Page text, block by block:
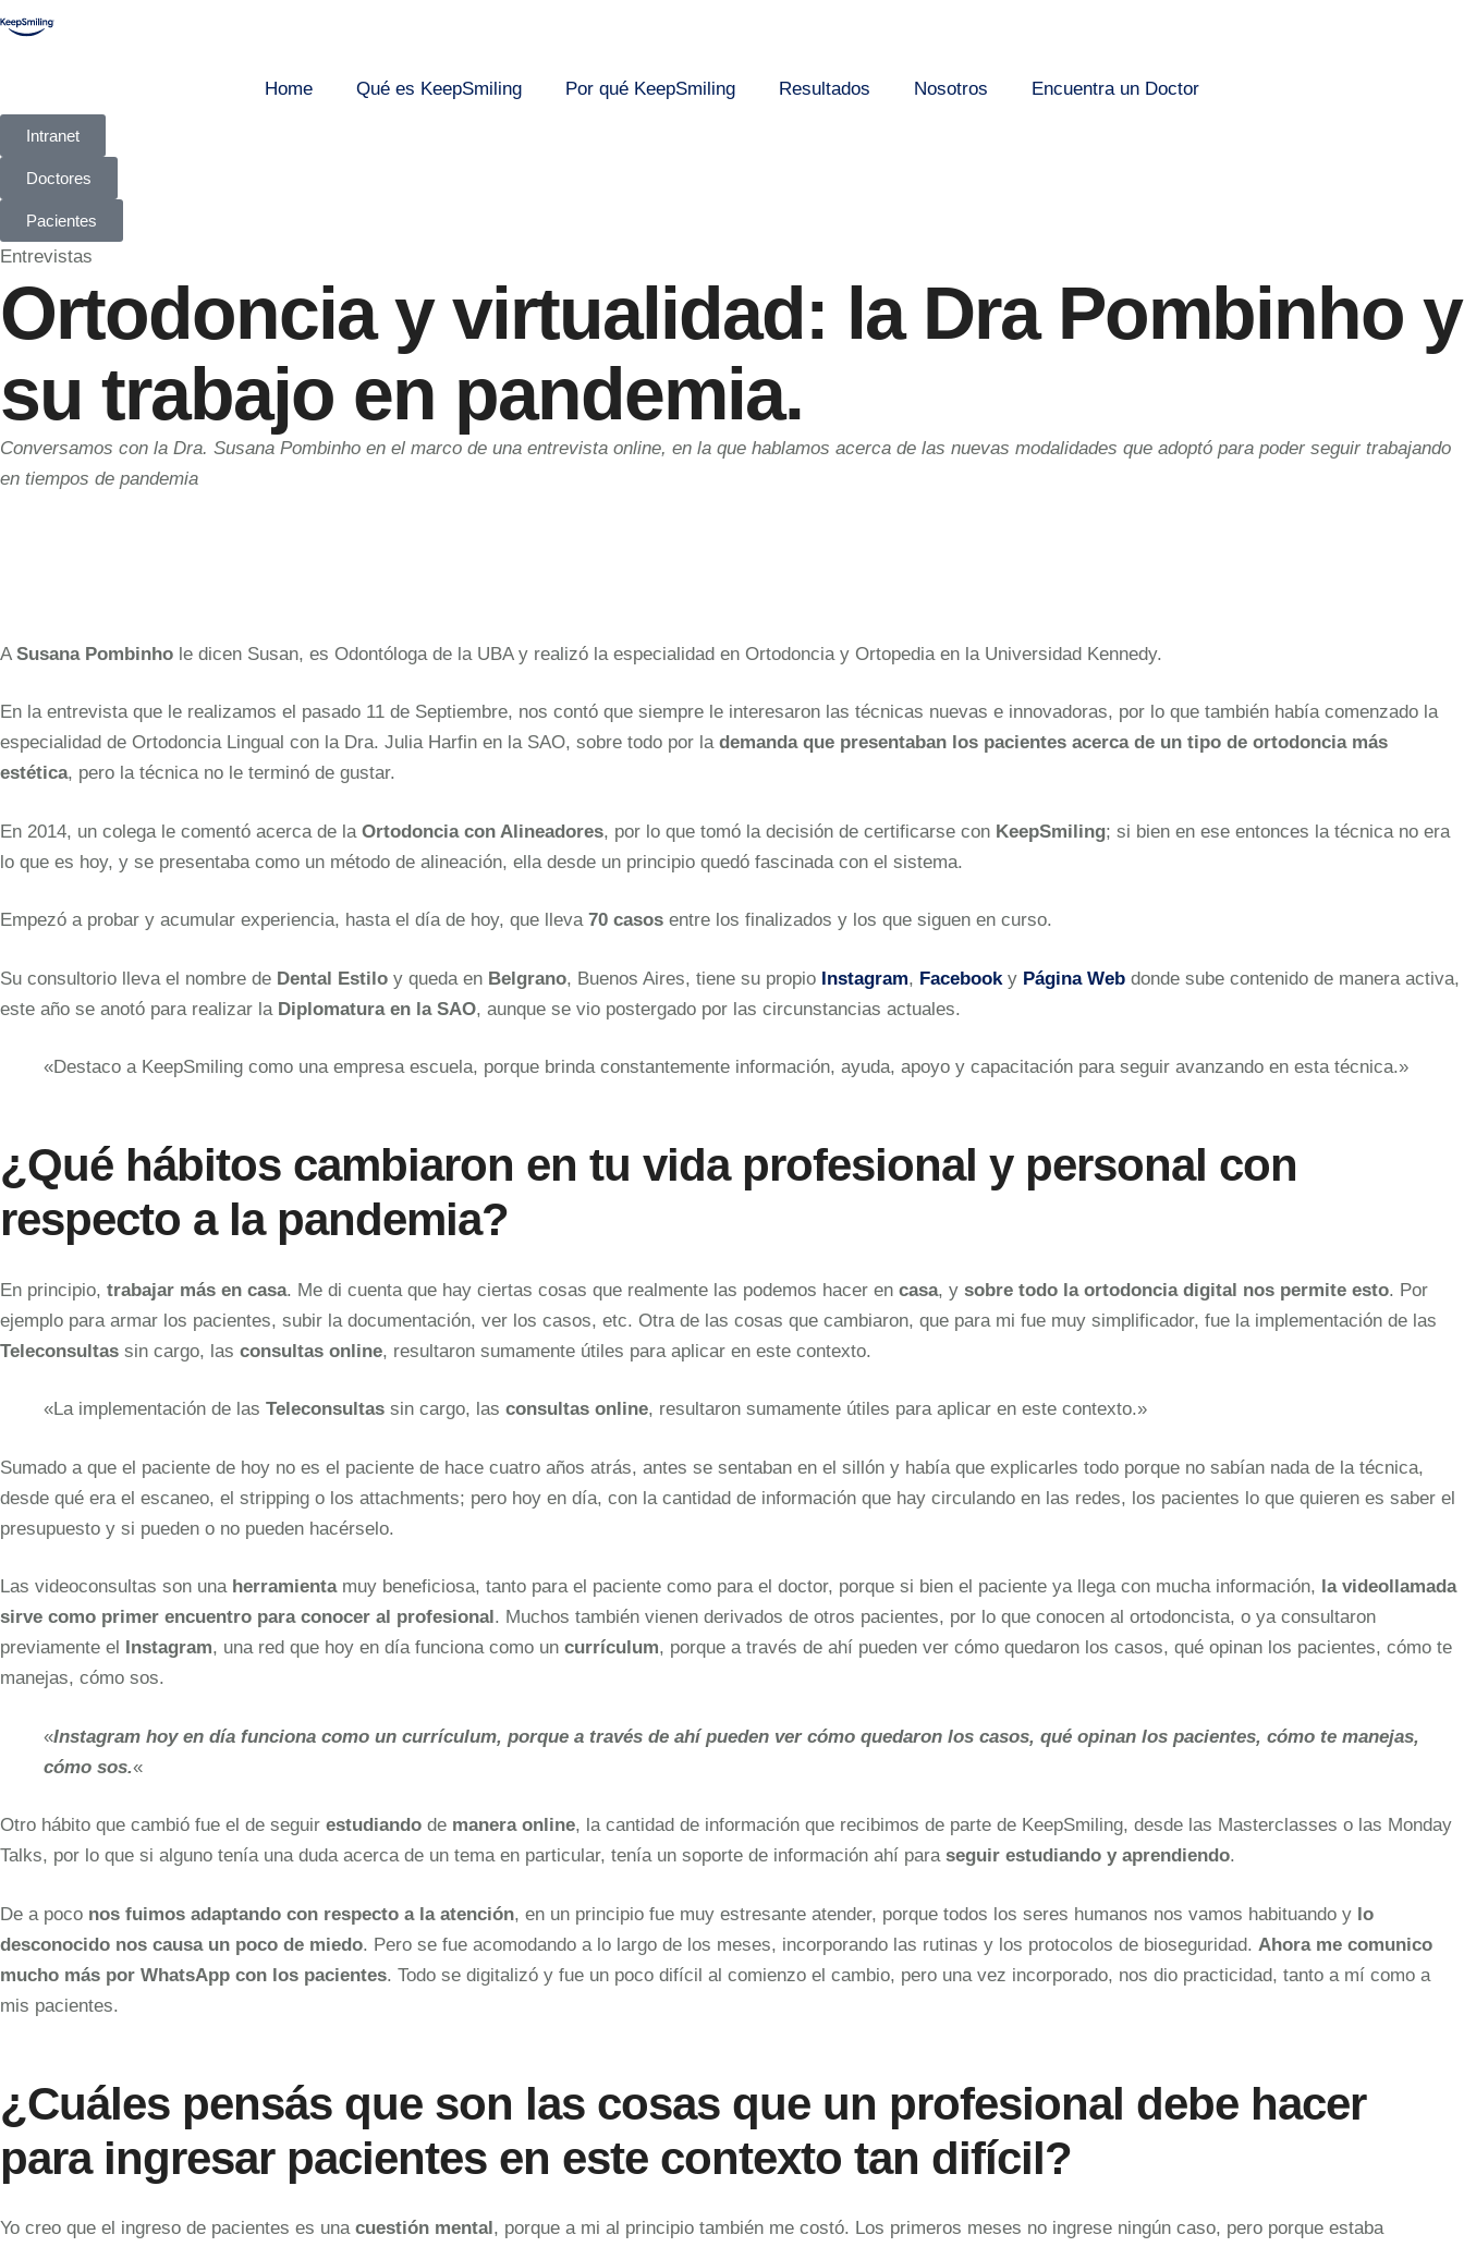
Home Qué es KeepSmiling Por qué KeepSmiling Resultados Nosotros Encuentra un Doctor
Intranet
Doctores
Pacientes
Entrevistas
Ortodoncia y virtualidad: la Dra Pombinho y
su trabajo en pandemia.
Conversamos con la Dra. Susana Pombinho en el marco de una entrevista online, en la que hablamos acerca de las nuevas modalidades que adoptó para poder seguir trabajando
en tiempos de pandemia
A Susana Pombinho le dicen Susan, es Odontóloga de la UBA y realizó la especialidad en Ortodoncia y Ortopedia en la Universidad Kennedy.
En la entrevista que le realizamos el pasado 11 de Septiembre, nos contó que siempre le interesaron las técnicas nuevas e innovadoras, por lo que también había comenzado la
especialidad de Ortodoncia Lingual con la Dra. Julia Harfin en la SAO, sobre todo por lademanda que presentaban los pacientes acerca de un tipo de ortodoncia más
estética, pero la técnica no le terminó de gustar.
En 2014, un colega le comentó acerca de la Ortodoncia con Alineadores, por lo que tomó la decisión de certificarse con KeepSmiling; si bien en ese entonces la técnica no era
lo que es hoy, y se presentaba como un método de alineación, ella desde un principio quedó fascinada con el sistema.
Empezó a probar y acumular experiencia, hasta el día de hoy, que lleva 70 casos entre los finalizados y los que siguen en curso.
Su consultorio lleva el nombre de Dental Estilo y queda en Belgrano, Buenos Aires, tiene su propio Instagram, Facebook y Página Web donde sube contenido de manera activa,
este año se anotó para realizar la Diplomatura en la SAO, aunque se vio postergado por las circunstancias actuales.
«Destaco a KeepSmiling como una empresa escuela, porque brinda constantemente información, ayuda, apoyo y capacitación para seguir avanzando en esta técnica.»
¿Qué hábitos cambiaron en tu vida profesional y personal con
respecto a la pandemia?
En principio, trabajar más en casa. Me di cuenta que hay ciertas cosas que realmente las podemos hacer en casa, y sobre todo la ortodoncia digital nos permite esto. Por
ejemplo para armar los pacientes, subir la documentación, ver los casos, etc. Otra de las cosas que cambiaron, que para mi fue muy simplificador, fue la implementación de las
Teleconsultas sin cargo, las consultas online, resultaron sumamente útiles para aplicar en este contexto.
«La implementación de las Teleconsultas sin cargo, las consultas online, resultaron sumamente útiles para aplicar en este contexto.»
Sumado a que el paciente de hoy no es el paciente de hace cuatro años atrás, antes se sentaban en el sillón y había que explicarles todo porque no sabían nada de la técnica,
desde qué era el escaneo, el stripping o los attachments; pero hoy en día, con la cantidad de información que hay circulando en las redes, los pacientes lo que quieren es saber el
presupuesto y si pueden o no pueden hacérselo.
Las videoconsultas son una herramientamuy beneficiosa, tanto para el paciente como para el doctor, porque si bien el paciente ya llega con mucha información, la videollamada
sirve como primer encuentro para conocer al profesional. Muchos también vienen derivados de otros pacientes, por lo que conocen al ortodoncista, o ya consultaron
previamente el Instagram, una red que hoy en día funciona como un currículum, porque a través de ahí pueden ver cómo quedaron los casos, qué opinan los pacientes, cómo te
manejas, cómo sos.
«Instagram hoy en día funciona como un currículum, porque a través de ahí pueden ver cómo quedaron los casos, qué opinan los pacientes, cómo te manejas,
cómo sos.«
Otro hábito que cambió fue el de seguir estudiando de manera online, la cantidad de información que recibimos de parte de KeepSmiling, desde las Masterclasses o las Monday
Talks, por lo que si alguno tenía una duda acerca de un tema en particular, tenía un soporte de información ahí para seguir estudiando y aprendiendo.
De a poco nos fuimos adaptando con respecto a la atención, en un principio fue muy estresante atender, porque todos los seres humanos nos vamos habituando y lo
desconocido nos causa un poco de miedo. Pero se fue acomodando a lo largo de los meses, incorporando las rutinas y los protocolos de bioseguridad. Ahora me comunico
mucho más por WhatsApp con los pacientes. Todo se digitalizó y fue un poco difícil al comienzo el cambio, pero una vez incorporado, nos dio practicidad, tanto a mí como a
mis pacientes.
¿Cuáles pensás que son las cosas que un profesional debe hacer
para ingresar pacientes en este contexto tan difícil?
Yo creo que el ingreso de pacientes es una cuestión mental, porque a mi al principio también me costó. Los primeros meses no ingrese ningún caso, pero porque estaba